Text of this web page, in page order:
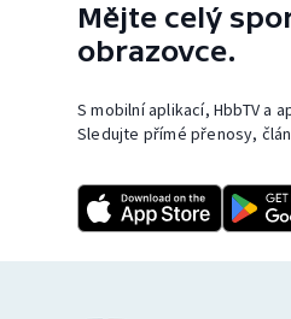
Mějte celý
obrazovce.
S mobilní aplikací, HbbTV a
Sledujte přímé přenosy,